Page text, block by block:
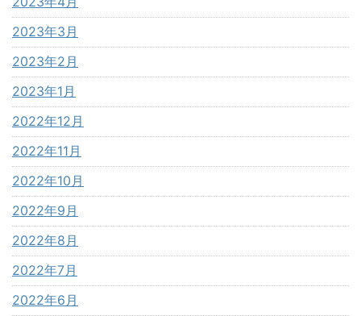
2023年3月
2023年2月
2023年1月
2022年12月
2022年11月
2022年10月
2022年9月
2022年8月
2022年7月
2022年6月